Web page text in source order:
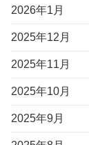
2026年1月
2025年12月
2025年11月
2025年10月
2025年9月